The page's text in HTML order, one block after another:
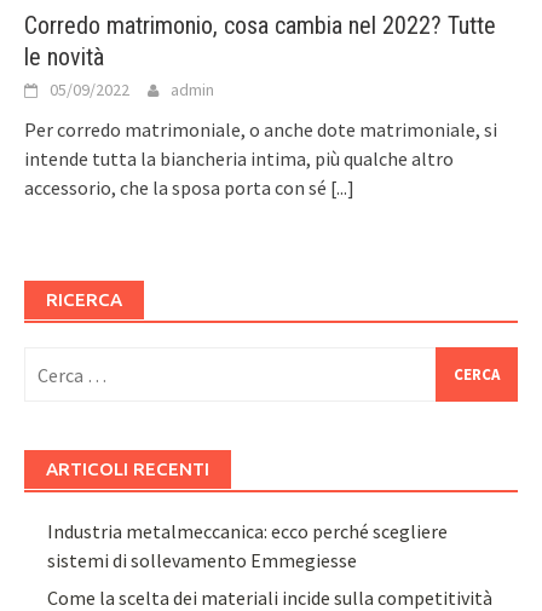
Corredo matrimonio, cosa cambia nel 2022? Tutte
le novità
05/09/2022 admin
Per corredo matrimoniale, o anche dote matrimoniale, si
intende tutta la biancheria intima, più qualche altro
accessorio, che la sposa porta con sé [...]
RICERCA
per:
ARTICOLI RECENTI
Industria metalmeccanica: ecco perché scegliere
sistemi di sollevamento Emmegiesse
Come la scelta dei materiali incide sulla competitività